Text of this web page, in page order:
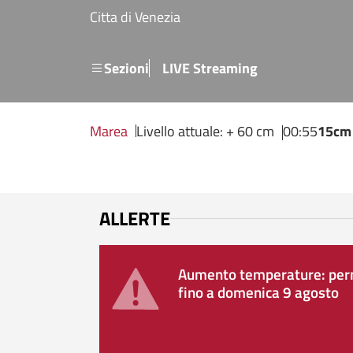
Salta al contenuto principale
Citta di Venezia
SezioniMenu secondario
LIVE Streaming
Marea Livello attuale: + 60 cm 00:5515cm
ALLERTE
Aumento temperature:
fino a domenica 9 agosto